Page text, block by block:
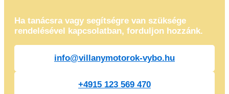
Ha tanácsra vagy segítségre van szüksége
rendelésével kapcsolatban, forduljon hozzánk.
info@villanymotorok-vybo.hu
+4915 123 569 470